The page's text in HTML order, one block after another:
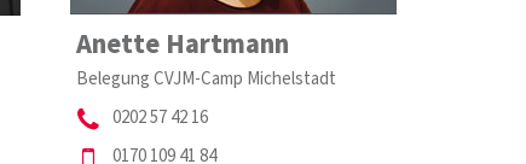
Anette Hartmann
Belegung CVJM-Camp Michelstadt
0202 57 42 16
0170 109 41 84